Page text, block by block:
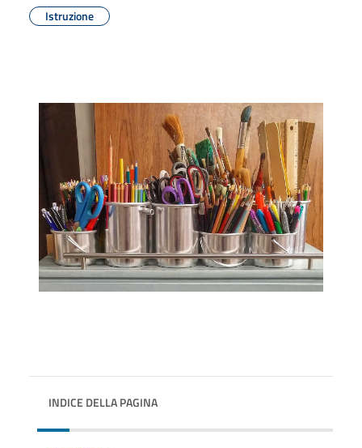
Istruzione
INDICE DELLA PAGINA